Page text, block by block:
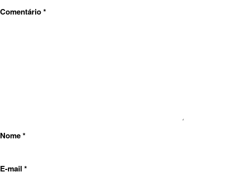
Comentário*
Nome*
E-mail *